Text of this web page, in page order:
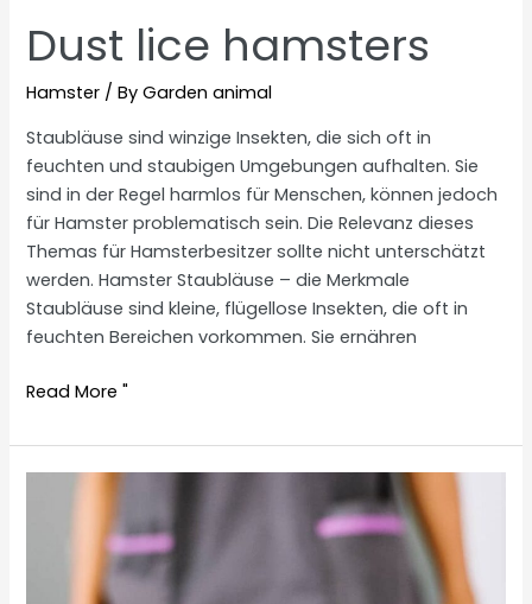
Dust lice hamsters
Hamster / ByGarden animal
Staubläuse sind winzige Insekten, die sich oft in
feuchten und staubigen Umgebungen aufhalten. Sie
sind in der Regel harmlos für Menschen, können jedoch
für Hamster problematisch sein. Die Relevanz dieses
Themas für Hamsterbesitzer sollte nicht unterschätzt
werden. Hamster Staubläuse – die Merkmale
Staubläuse sind kleine, flügellose Insekten, die oft in
feuchten Bereichen vorkommen. Sie ernähren
Dust
hamsters
Read More "